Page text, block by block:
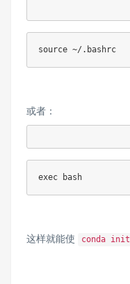
source ~/.bashrc
或者：
exec bash
这样就能使 conda init